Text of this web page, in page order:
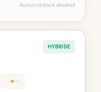
Aucun restock observé
HYBRIDE